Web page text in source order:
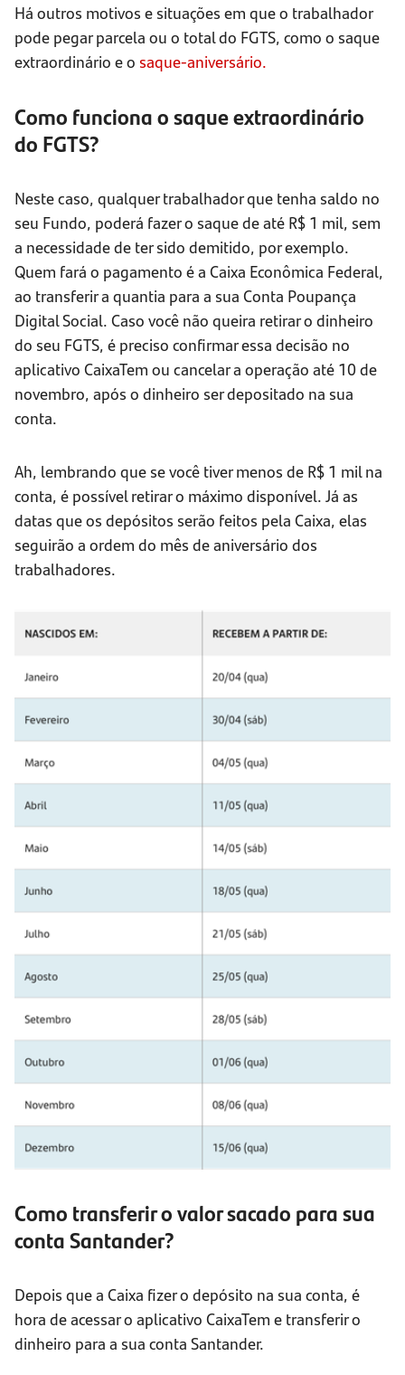
Há outros motivos e situações em que o trabalhador
pode pegar parcela ou o total do FGTS, como o saque
extraordinário e o saque-aniversário.
Como funciona o saque extraordinário
do FGTS?
Neste caso, qualquer trabalhador que tenha saldo no
seu Fundo, poderá fazer o saque de até R$ 1 mil, sem
a necessidade de ter sido demitido, por exemplo.
Quem fará o pagamento é a Caixa Econômica Federal,
ao transferir a quantia para a sua Conta Poupança
Digital Social. Caso você não queira retirar o dinheiro
do seu FGTS, é preciso confirmar essa decisão no
aplicativo CaixaTem ou cancelar a operação até 10 de
novembro, após o dinheiro ser depositado na sua
conta.
Ah, lembrando que se você tiver menos de R$ 1 mil na
conta, é possível retirar o máximo disponível. Já as
datas que os depósitos serão feitos pela Caixa, elas
seguirão a ordem do mês de aniversário dos
trabalhadores.
Como transferir o valor sacado para sua
conta Santander?
Depois que a Caixa fizer o depósito na sua conta, é
hora de acessar o aplicativo CaixaTem e transferir o
dinheiro para a sua conta Santander.